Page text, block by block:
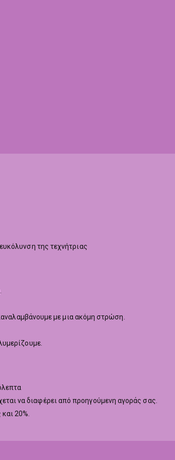
της τεχνήτριας
με μια ακόμη στρώση.
να διαφέρει από προηγούμενη αγοράς σας.
20%.